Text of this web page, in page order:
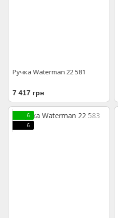
Ручка Waterman 22 581
7 417 грн
6
6